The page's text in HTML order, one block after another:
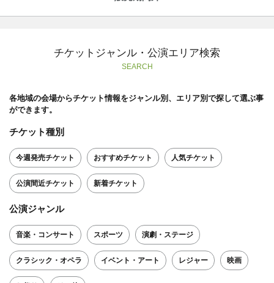
チケットジャンル・公演エリア検索
SEARCH
各地域の会場からチケット情報をジャンル別、エリア別で探して選ぶ事
ができます。
チケット種別
今週発売チケット おすすめチケット 人気チケット
公演間近チケット 新着チケット
公演ジャンル
音楽・コンサート スポーツ 演劇・ステージ
クラシック・オペラ イベント・アート レジャー 映画